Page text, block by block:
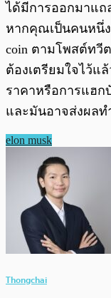
ได้มีการออกมาแถ
หากคุณเป็นคนหนึ่ง
coin ตามโพสต์ทวี
ต้องเตรียมใจไว้แ
ราคาหรือการแฮ
และมันอาจส่งผลท
elon musk
Thongchai